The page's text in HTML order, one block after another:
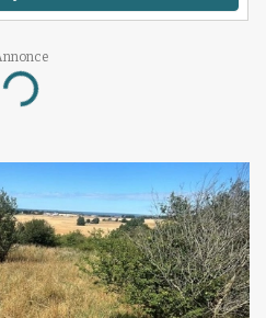
Loading...